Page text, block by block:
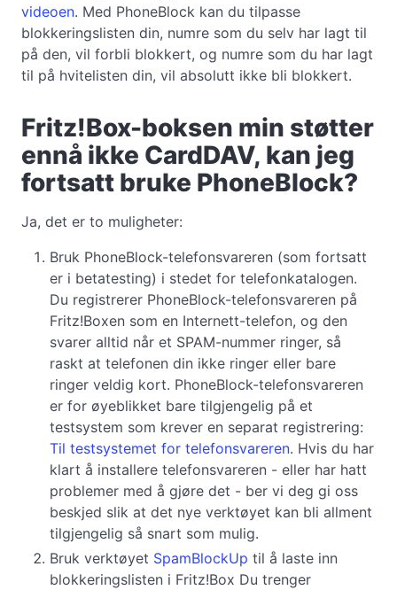
videoen. Med PhoneBlock kan du tilpasse
blokkeringslisten din, numre som du selv har lagt til
på den, vil forbli blokkert, og numre som du har lagt
til på hvitelisten din, vil absolutt ikke bli blokkert.
Fritz!Box-boksen min støtter
ennå ikke CardDAV, kan jeg
fortsatt bruke PhoneBlock?
Ja, det er to muligheter:
Bruk PhoneBlock-telefonsvareren (som fortsatt
er i betatesting) i stedet for telefonkatalogen.
Du registrerer PhoneBlock-telefonsvareren på
Fritz!Boxen som en Internett-telefon, og den
svarer alltid når et SPAM-nummer ringer, så
raskt at telefonen din ikke ringer eller bare
ringer veldig kort. PhoneBlock-telefonsvareren
er for øyeblikket bare tilgjengelig på et
testsystem som krever en separat registrering:
Til testsystemet for telefonsvareren. Hvis du har
klart å installere telefonsvareren - eller har hatt
problemer med å gjøre det - ber vi deg gi oss
beskjed slik at det nye verktøyet kan bli allment
tilgjengelig så snart som mulig.
Bruk verktøyet SpamBlockUp til å laste inn
blokkeringslisten i Fritz!Box Du trenger